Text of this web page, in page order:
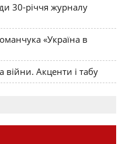
30-річчя журналу
«Україна в
війни. Акценти і табу